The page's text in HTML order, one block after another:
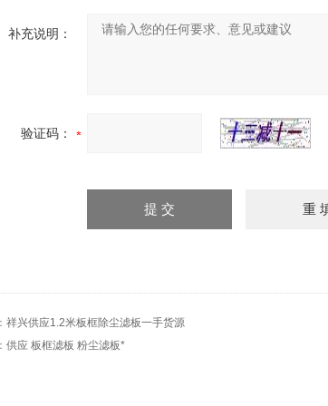
补充说明：
验证码：
祥兴供应1.2米板框除尘滤板一手货源
供应 板框滤板 粉尘滤板*